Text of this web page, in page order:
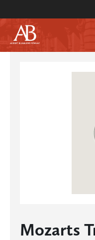
Mozarts